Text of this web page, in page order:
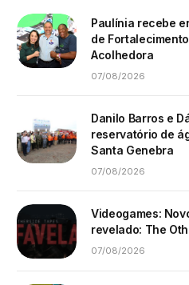
Paulínia recebe
de
Acolhedora
07/08/2026
Danilo Barros e
reservatório de
Santa Genebra
07/08/2026
Videogames:
revelado: The
07/08/2026